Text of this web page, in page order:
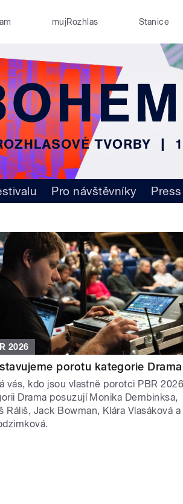
mujRozhlas Stanice
Pro návštěvníky Press
2026
porotu kategorie Drama
vás, kdo jsou vlastně porotci PBR
Drama posuzují Monika Dembinksa,
Ráliš, Jack Bowman, Klára Vlasáková a